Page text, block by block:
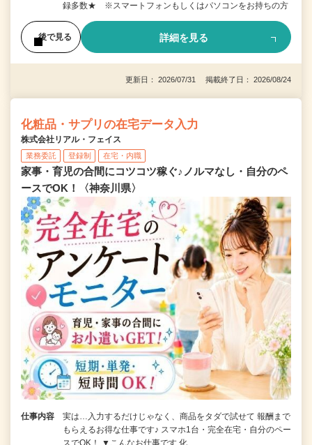
録多数★ ※スマートフォンもしくはパソコンをお持ちの方
後で見る 詳細を見る
更新日： 2026/07/31 掲載終了日： 2026/08/24
化粧品・サプリの在宅データ入力
株式会社リアル・フェイス
業務委託 登録制 在宅・内職
家事・育児の合間にコツコツ稼ぐ♪ノルマなし・自分のペ
ースでOK！〈神奈川県〉
仕事内容
実は…入力するだけじゃなく、商品をタダで試せて 報酬まで
もらえるお得な仕事です♪ スマホ1台・完全在宅・自分のペー